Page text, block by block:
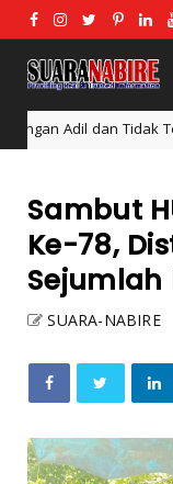
Pilih Fokus
Sambut
Ke-78,
Sejumlah
SUARA-NABIRE